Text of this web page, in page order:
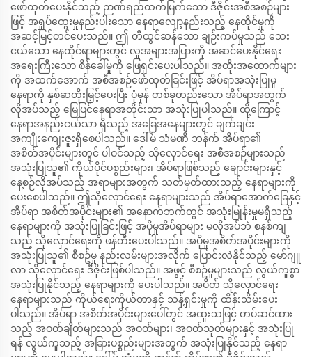
ဖော်ထုတ်ပေးနိုင်သည့် ဉာဏ်ရည်ထက်မြက်သော ဒီဇိုင်းအစီအစဉ်များ
ဖြင့် အရှုပ်ထွေးမှုနည်းပါးသော နေရာလျော့နည်းသည့် နေထိုင်မှုကို
အဆင့်မြင့်တင်ပေးသည်။ ဤ တီထွင်ဆန်သော ချဉ်းကပ်မှုသည် သေး
ငယ်သော နေထိုင်ရာများတွင် လူအများအပြားကို အဆင်ပေးနိုင်ရေး
အရေးကြီးသော စိန်ခေါ်မှုကို ဖြေရှင်းပေးပါသည်။ အထိုးအထောက်များ
ကို အထက်အောက် အစီအစဉ်ဖော်ထုတ်ခြင်းဖြင့် အိပ်ရာအသုံးပြုမှု
နေရာကို နှစ်ဆတိုးမြှင့်ပေးပြီး ပုံမှန် တစ်ခုတည်းသော အိပ်ရာအတွက်
လိုအပ်သည့် မြေပြင်နေရာအတိုင်းသာ အသုံးပြုပါသည်။ ထို့ကြောင့်
နေရာအနည်းငယ်သာ ရှိသည့် အခြေအနေများတွင် ချက်ချင်း
အကျိုးကျေးဇူးရှိစေပါသည်။ ဒေါ်မ် သံမဏိ ဘန်က် အိပ်ရာ၏
အစိတ်အပိုင်းများတွင် ပါဝင်သည့် သိုလှောင်ရေး အစီအစဉ်များသည်
အသုံးပြုသူ၏ ကိုယ်ပိုင်ပစ္စည်းများ၊ အိပ်ရာဖြစ်သည့် ချောင်းများနှင့်
နေ့စဉ်လိုအပ်သည့် အရာများအတွက် သတ်မှတ်ထားသည့် နေရာများကို
ပေးစေပါသည်။ ဤသိုလှောင်ရေး နေရာများသည် အိပ်ရာအောက်ခြေနှင့်
အိပ်ရာ အစိတ်အပိုင်းများ၏ အနောက်ဘက်တွင် အသုံးမြုန်းမှုမရှိသည့်
နေရာများကို အသုံးပြုခြင်းဖြင့် အပိုမှုအိပ်ရာများ မလိုအပ်ဘဲ စနစ်ကျ
သည့် သိုလှောင်ရေးကို ဖန်တီးပေးပါသည်။ အပိုမှုအစိတ်အပိုင်းများကို
အသုံးပြုသူ၏ စီစဥ်မှု နည်းလမ်းများအလိုက် ပြောင်းလဲနိုင်သည့် မော်ဂျူ
လာ သိုလှောင်ရေး ဒီဇိုင်းဖြစ်ပါသည်။ အဖွင့် စီစဥ်မှုများသည် လွယ်ကူစွာ
အသုံးပြုနိုင်သည့် နေရာများကို ပေးပါသည်။ အပိတ် သိုလှောင်ရေး
နေရာများသည် ကိုယ်ရေးကိုယ်တာနှင့် သန့်ရှင်းမှုကို ထိန်းသိမ်းပေး
ပါသည်။ အိပ်ရာ အစိတ်အပိုင်းများပေါ်တွင် အထူးသဖြင့် တပ်ဆင်ထား
သည့် အဝတ်ချိတ်များသည် အဝတ်များ၊ အဝတ်သုတ်များနှင့် အသုံးပြု
ရန် လွယ်ကူသည့် အခြားပစ္စည်းများအတွက် အသုံးပြုနိုင်သည့် နေရာ